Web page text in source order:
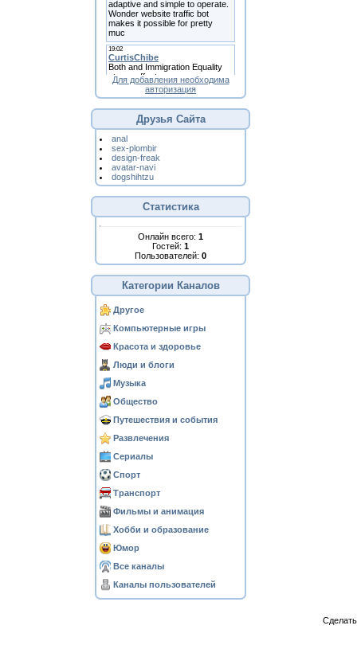
Для добавления необходима
авторизация
Друзья Сайта
anal
sex-plombir
design-freak
avatar-navi
dogshihtzu
Статистика
Онлайн всего: 1
Гостей: 1
Пользователей: 0
Категории Каналов
Другое
Компьютерные игры
Красота и здоровье
Люди и блоги
Музыка
Общество
Путешествия и события
Развлечения
Сериалы
Спорт
Транспорт
Фильмы и анимация
Хобби и образование
Юмор
Все каналы
Каналы пользователей